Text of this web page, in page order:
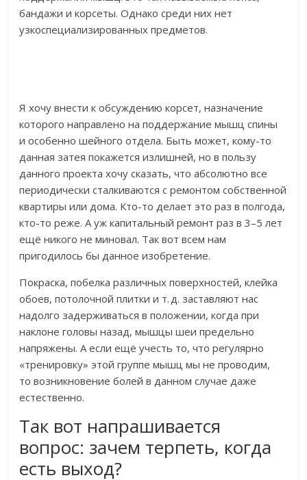
бандажи и корсеты. Однако среди них нет
узкоспециализированных предметов.
Я хочу внести к обсуждению корсет, назначение
которого направлено на поддержание мышц спины
и особенно шейного отдела. Быть может, кому-то
данная затея покажется излишней, но в пользу
данного проекта хочу сказать, что абсолютно все
периодически сталкиваются с ремонтом собственной
квартиры или дома. Кто-то делает это раз в полгода,
кто-то реже. А уж капитальный ремонт раз в 3–5 лет
ещё никого не миновал. Так вот всем нам
пригодилось бы данное изобретение.
Покраска, побелка различных поверхностей, клейка
обоев, потолочной плитки и т. д. заставляют нас
надолго задерживаться в положении, когда при
наклоне головы назад, мышцы шеи предельно
напряжены. А если ещё учесть то, что регулярно
«тренировку» этой группе мышц мы не проводим,
то возникновение болей в данном случае даже
естественно.
Так вот напрашивается
вопрос: зачем терпеть, когда
есть выход?